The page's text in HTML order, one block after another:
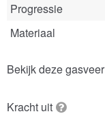
Progressie
Materiaal
Bekijk deze gasveer
Kracht uit